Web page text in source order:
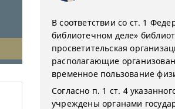
В соответствии со ст. 1
библиотечном деле»
просветительская
располагающие
временное пользование
Согласно п. 1 ст. 4
учреждены органами